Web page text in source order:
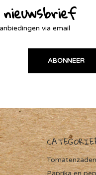
via email
ABONNEER
Tomatenzaden
Paprika en